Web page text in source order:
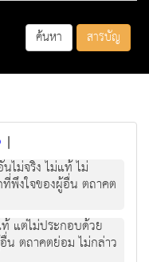
ค้นหา สารบัญ
|
ไม่จริง ไม่แท้ ไม่
พึงใจของผู้อื่น ตถาคต
แต่ไม่ประกอบด้วย
น ตถาคตย่อม ไม่กล่าว